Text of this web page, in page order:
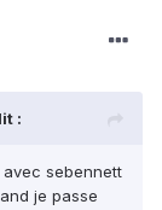
:
sebennett
je passe